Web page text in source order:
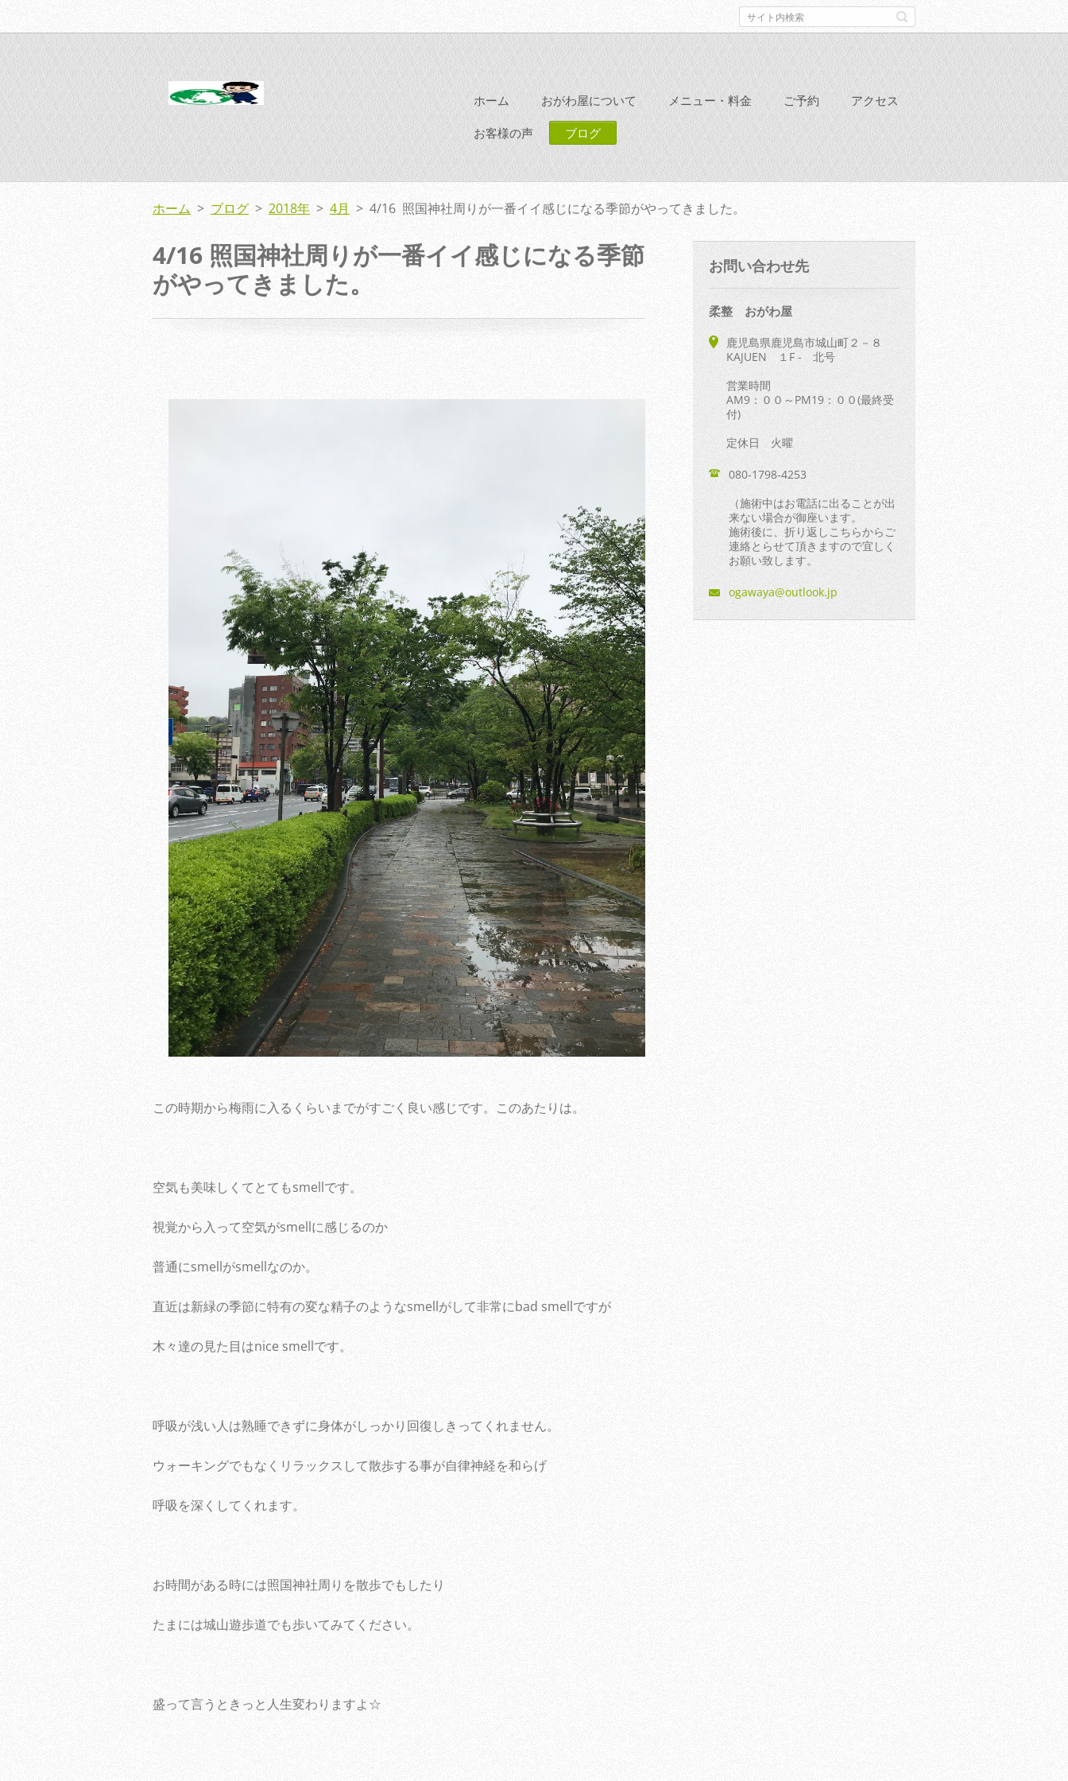
ホーム おがわ屋について メニュー・料金 ご予約 アクセス
お客様の声 ブログ
ホーム > ブログ > 2018年 > 4月 > 4/16 照国神社周りが一番イイ感じになる季節がやってきました。
4/16 照国神社周りが一番イイ感じになる季節
がやってきました。
この時期から梅雨に入るくらいまでがすごく良い感じです。このあたりは。
空気も美味しくてとてもsmellです。
視覚から入って空気がsmellに感じるのか
普通にsmellがsmellなのか。
直近は新緑の季節に特有の変な精子のようなsmellがして非常にbad smellですが
木々達の見た目はnice smellです。
呼吸が浅い人は熟睡できずに身体がしっかり回復しきってくれません。
ウォーキングでもなくリラックスして散歩する事が自律神経を和らげ
呼吸を深くしてくれます。
お時間がある時には照国神社周りを散歩でもしたり
たまには城山遊歩道でも歩いてみてください。
盛って言うときっと人生変わりますよ☆
お問い合わせ先
柔整 おがわ屋
鹿児島県鹿児島市城山町２－８
KAJUEN １F - 北号
営業時間
AM9：００～PM19：００(最終受
付)
定休日 火曜
080-1798-4253
（施術中はお電話に出ることが出
来ない場合が御座います。
施術後に、折り返しこちらからご
連絡とらせて頂きますので宜しく
お願い致します。
ogawaya@outlook.jp